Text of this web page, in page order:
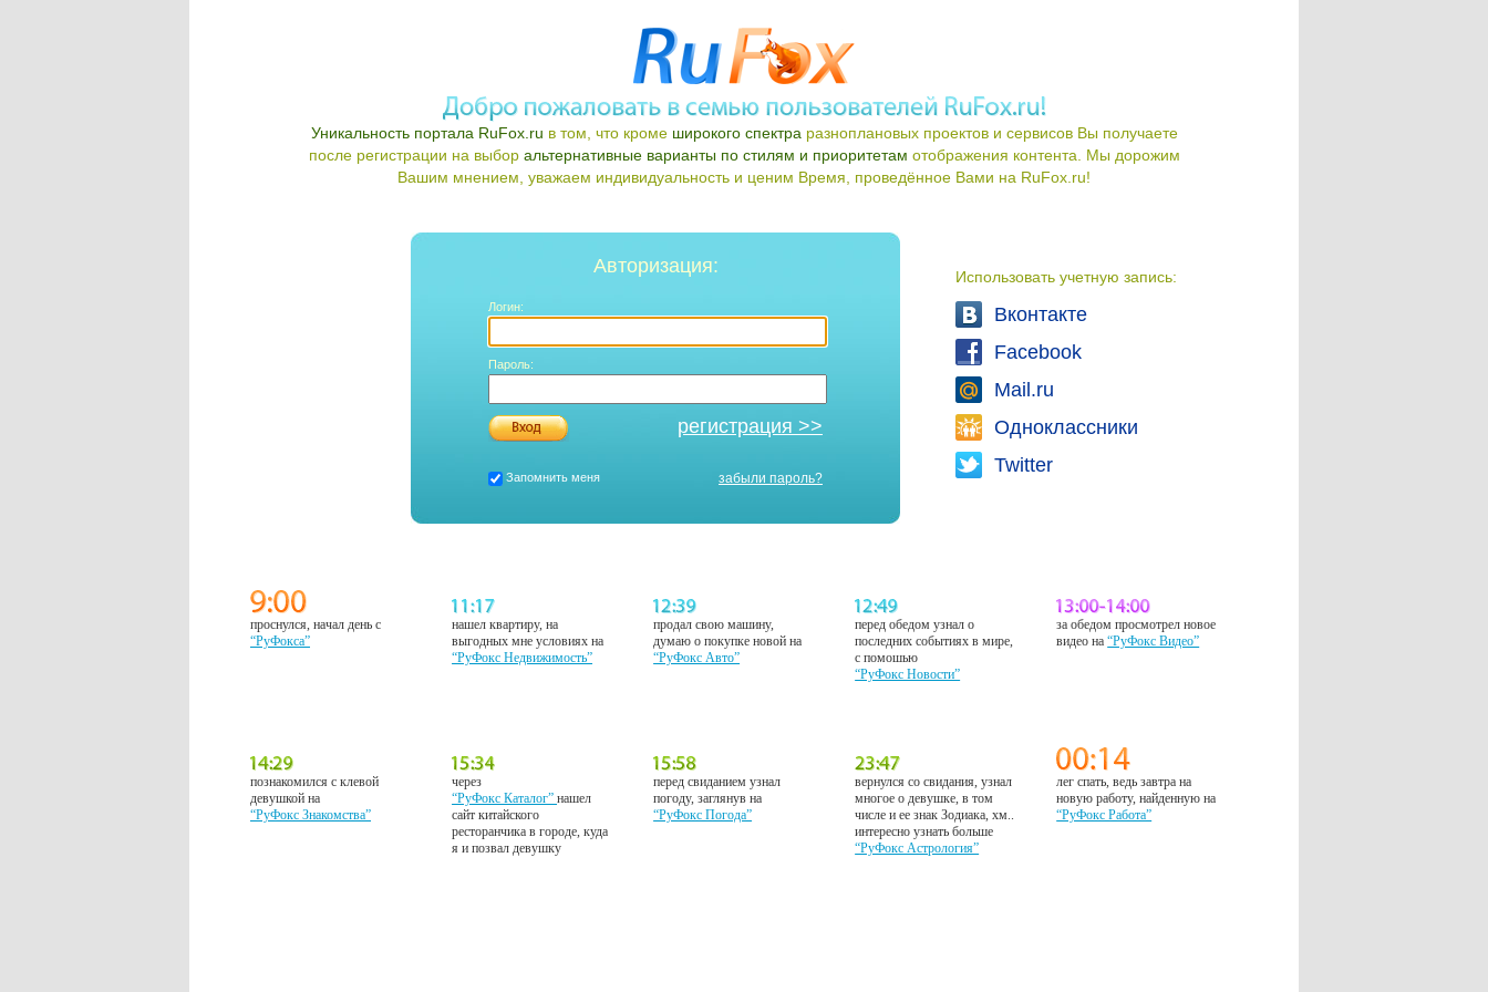
Уникальность портала RuFox.ru в том, что кроме широкого спектра разноплановых проектов и сервисов Вы получаете
после регистрации на выбор альтернативные варианты по стилям и приоритетам отображения контента. Мы дорожим
Вашим мнением, уважаем индивидуальность и ценим Время, проведённое Вами на RuFox.ru!
Использовать учетную запись:
Вконтакте
Facebook
Mail.ru
Одноклассники
Twitter
Авторизация:
Логин:
Пароль:
регистрация >>
Запомнить меня забыли пароль?
проснулся, начал день с
“РуФокса”
нашел квартиру, на
выгодных мне условиях на
“РуФокс Недвижимость”
продал свою машину,
думаю о покупке новой на
“РуФокс Авто”
перед обедом узнал о
последних событиях в мире,
с помошью
“РуФокс Новости”
за обедом просмотрел новое
видео на“РуФокс Видео”
познакомился с клевой
девушкой на
“РуФокс Знакомства”
через
“РуФокс Каталог”нашел
сайт китайского
ресторанчика в городе, куда
я и позвал девушку
перед свиданием узнал
погоду, заглянув на
“РуФокс Погода”
вернулся со свидания, узнал
многое о девушке, в том
числе и ее знак Зодиака, хм..
интересно узнать больше
“РуФокс Астрология”
лег спать, ведь завтра на
новую работу, найденную на
“РуФокс Работа”